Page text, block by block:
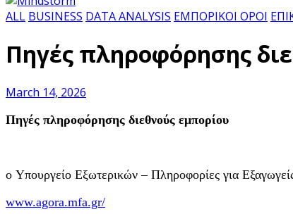
ALL BUSINESS DATA ANALYSIS ΕΜΠΟΡΙΚΟΙ ΟΡΟΙ
Πηγές πληροφόρησης
March 14, 2026
Πηγές πληροφόρησης διεθνούς εμπορίου
o Υπουργείο Εξωτερικών – Πληροφορίες για
www.agora.mfa.gr/